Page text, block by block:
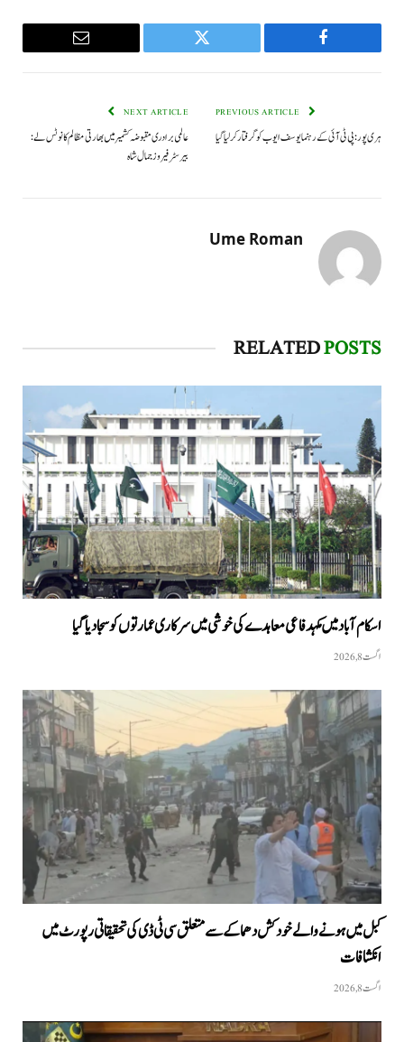
Facebook
Twitter
Email
ہری پور : پی ٹی آئی کے رہنما یوسف ایوب کو گرفتار کر لیا گیا
NEXT ARTICLE
عالمی برادری مقبوضہ کشمیر میں بھارتی مظالم کا نوٹس لے:
بیرسٹر فیروز جمال شاہ
Ume Roman
RELATEDPOSTS
اسکام آباد میں مکہدفاعی معاہدے کی خوشی میں سرکاری عمارتوں کو سجا دیا گیا
اگست 8, 2026
کبل میں ہونے والے خودکش دھماکے سے متعلق سی ٹی ڈی کی تحقیقاتی رپورٹ میں
انکشافات
اگست 8, 2026